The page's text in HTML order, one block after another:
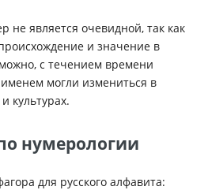
является очевидной, так как
и значение в
с течением времени
могли измениться в
культурах.
нумерологии
для русского алфавита: